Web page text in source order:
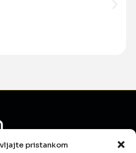
pristankom